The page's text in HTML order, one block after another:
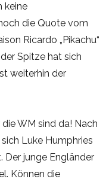
keine
die Quote vom
Ricardo „Pikachu“
Spitze hat sich
weiterhin der
WM sind da! Nach
Luke Humphries
Der junge Engländer
Können die